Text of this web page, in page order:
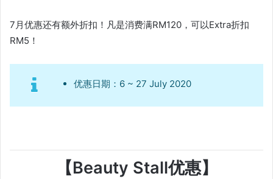
7月优惠还有额外折扣！凡是消费满RM120，可以Extra折扣
RM5！
优惠日期：6 ~ 27 July 2020
【Beauty Stall优惠】